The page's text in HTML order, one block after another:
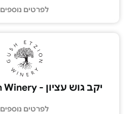
לפרטים נוספים
יקב גוש עציון - Gush Etzion Winery
לפרטים נוספים